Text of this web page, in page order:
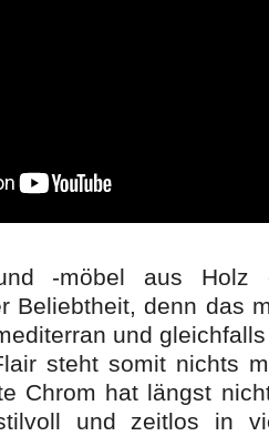
-möbel aus Holz
Beliebtheit, denn das
und
steht somit nichts
Chrom hat längst
und zeitlos in